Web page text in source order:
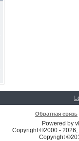
Обратная связь
Powered by
Copyright ©2000 -
Copyright